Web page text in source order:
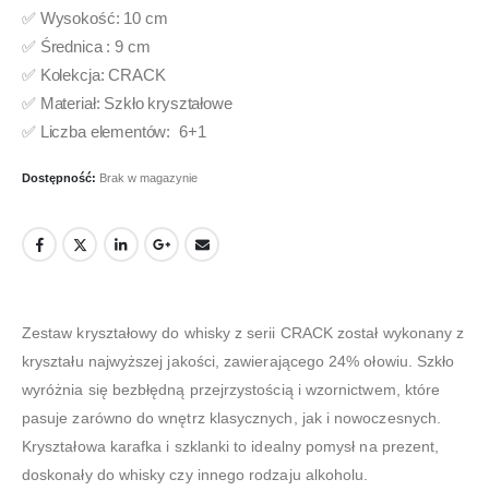
✅ Wysokość: 10 cm
✅ Średnica : 9 cm
✅ Kolekcja: CRACK
✅ Materiał: Szkło kryształowe
✅ Liczba elementów: 6+1
Dostępność: Brak w magazynie
Zestaw kryształowy do whisky z serii CRACK został wykonany z
kryształu najwyższej jakości, zawierającego 24% ołowiu. Szkło
wyróżnia się bezbłędną przejrzystością i wzornictwem, które
pasuje zarówno do wnętrz klasycznych, jak i nowoczesnych.
Kryształowa karafka i szklanki to idealny pomysł na prezent,
doskonały do whisky czy innego rodzaju alkoholu.